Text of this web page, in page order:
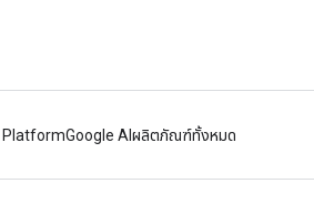
PlatformGoogle AI ผลิตภัณฑ์ทั้งหมด